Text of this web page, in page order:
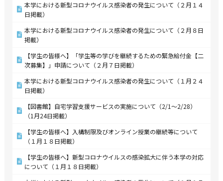
本学における新型コロナウイルス感染者の発生について（２月１４
日掲載）
本学における新型コロナウイルス感染者の発生について（２月８日
掲載）
【学生の皆様へ】「学生等の学びを継続するための緊急給付金【二
次募集】」申請について（２月７日掲載）
本学における新型コロナウイルス感染者の発生について（１月２４
日掲載）
【図書館】自宅学習支援サービスの実施について（2/1～2/28）
（1月24日掲載）
【学生の皆様へ】入構制限及びオンライン授業の継続等について
（１月１８日掲載）
【学生の皆様へ】新型コロナウイルスの感染拡大に伴う本学の対応
について（１月１８日掲載）